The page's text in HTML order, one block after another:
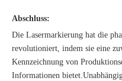
Abschluss:
Die Lasermarkierung hat die
revolutioniert, indem sie eine
Kennzeichnung von
Informationen